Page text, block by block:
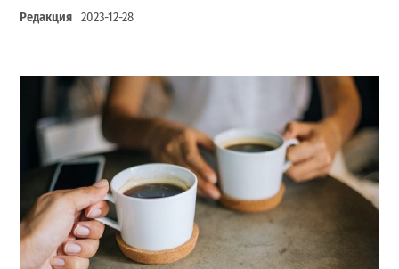
Редакция 2023-12-28